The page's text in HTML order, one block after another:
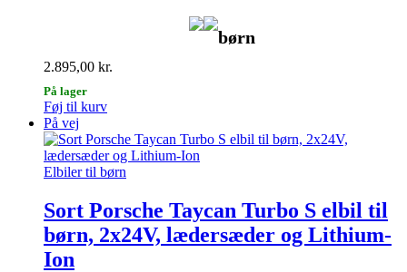
børn
2.895,00 kr.
På lager
Føj til kurv
På vej
Elbiler til børn
Sort Porsche Taycan Turbo S elbil til
børn, 2x24V, lædersæder og Lithium-
Ion